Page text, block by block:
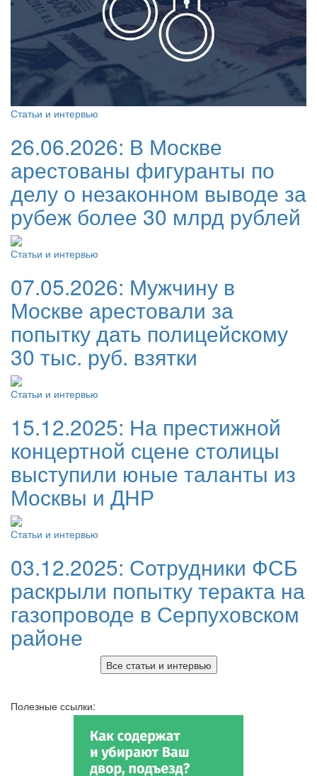
Статьи и интервью
26.06.2026: В Москве
арестованы фигуранты по
делу о незаконном выводе за
рубеж более 30 млрд рублей
Статьи и интервью
07.05.2026: Мужчину в
Москве арестовали за
попытку дать полицейскому
30 тыс. руб. взятки
Статьи и интервью
15.12.2025: На престижной
концертной сцене столицы
выступили юные таланты из
Москвы и ДНР
Статьи и интервью
03.12.2025: Сотрудники ФСБ
раскрыли попытку теракта на
газопроводе в Серпуховском
районе
Все статьи и интервью
Полезные ссылки: